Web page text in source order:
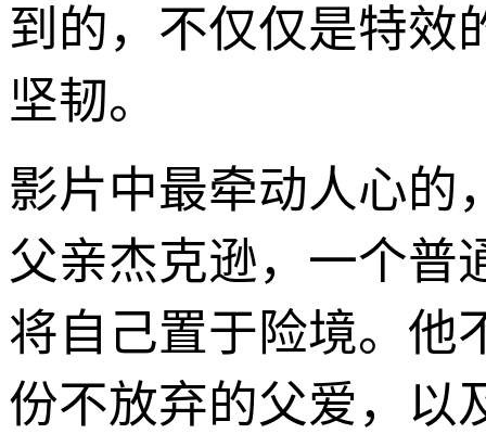
到的，不仅仅是特效
坚韧。
影片中最牵动人心的
父亲杰克逊，一个普
将自己置于险境。他
份不放弃的父爱，以